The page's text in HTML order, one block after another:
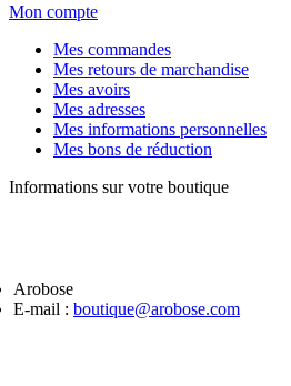
Mon compte
Mes commandes
Mes retours de marchandise
Mes avoirs
Mes adresses
Mes informations personnelles
Mes bons de réduction
Informations sur votre boutique
Arobose
E-mail : boutique@arobose.com